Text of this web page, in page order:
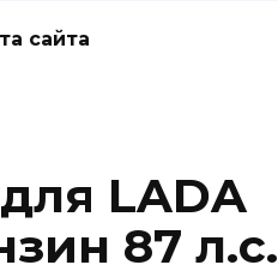
сайта
LADA
87 л.с.